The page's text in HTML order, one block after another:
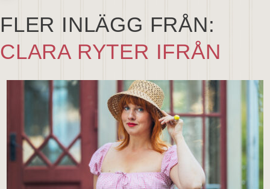
FLER INLÄGG FRÅN:
CLARA RYTER IFRÅN